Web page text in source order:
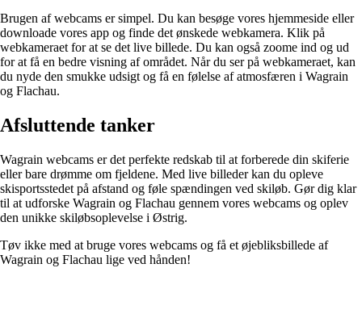
Brugen af webcams er simpel. Du kan besøge vores hjemmeside eller
downloade vores app og finde det ønskede webkamera. Klik på
webkameraet for at se det live billede. Du kan også zoome ind og ud
for at få en bedre visning af området. Når du ser på webkameraet, kan
du nyde den smukke udsigt og få en følelse af atmosfæren i Wagrain
og Flachau.
Afsluttende tanker
Wagrain webcams er det perfekte redskab til at forberede din skiferie
eller bare drømme om fjeldene. Med live billeder kan du opleve
skisportsstedet på afstand og føle spændingen ved skiløb. Gør dig klar
til at udforske Wagrain og Flachau gennem vores webcams og oplev
den unikke skiløbsoplevelse i Østrig.
Tøv ikke med at bruge vores webcams og få et øjebliksbillede af
Wagrain og Flachau lige ved hånden!